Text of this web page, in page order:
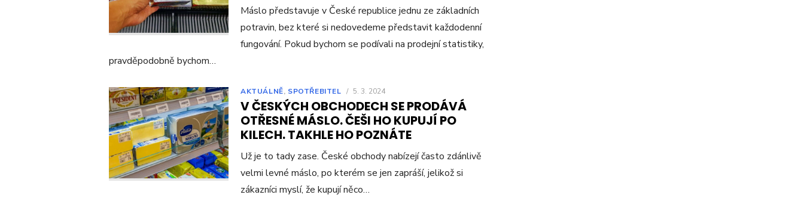
Máslo představuje v České republice jednu ze základních
potravin, bez které si nedovedeme představit každodenní
fungování. Pokud bychom se podívali na prodejní statistiky,
pravděpodobně bychom…
AKTUÁLNĚ, SPOTŘEBITEL / 5. 3. 2024
V ČESKÝCH OBCHODECH SE PRODÁVÁ
OTŘESNÉ MÁSLO. ČEŠI HO KUPUJÍ PO
KILECH. TAKHLE HO POZNÁTE
Už je to tady zase. České obchody nabízejí často zdánlivě
velmi levné máslo, po kterém se jen zapráší, jelikož si
zákazníci myslí, že kupují něco…